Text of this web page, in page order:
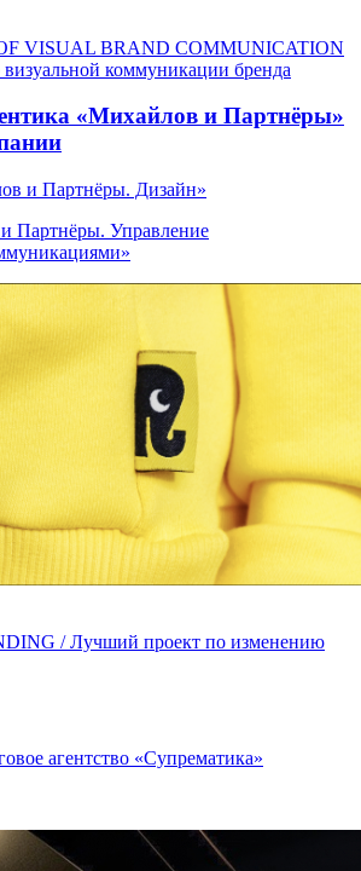
VISUAL BRAND COMMUNICATION
коммуникации бренда
«Михайлов и Партнёры»
и Партнёры. Дизайн»
Партнёры. Управление
/ Лучший проект по изменению
агентство «Супрематика»